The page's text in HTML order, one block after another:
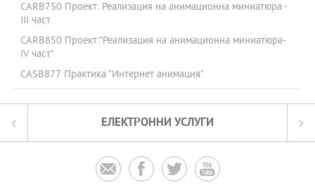
CARB750 Проект: Реализация на анимационна миниатюра -
III част
CARB850 Проект:"Реализация на анимационна миниатюра-
ІV част"
CASB877 Практика "Интернет анимация"
ЕЛЕКТРОННИ УСЛУГИ
   